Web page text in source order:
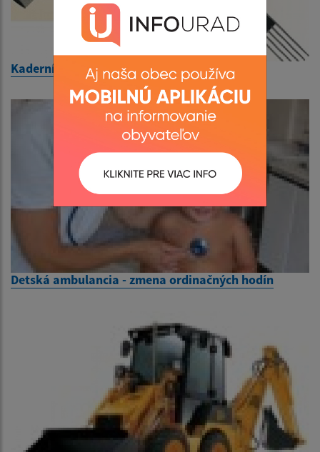
Kaderníctvo BELLISARIUM
Detská ambulancia - zmena ordinačných hodín